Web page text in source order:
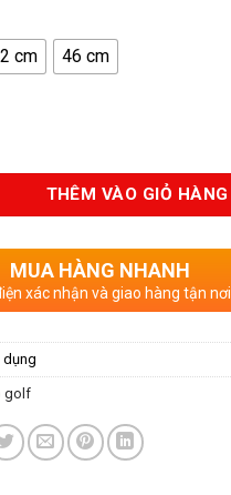
cm 46 cm
THÊM VÀO GIỎ HÀNG
MUA HÀNG NHANH
xác nhận và giao hàng tận nơi
dụng
golf